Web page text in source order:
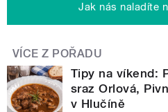
Jak nás naladíte
VÍCE Z POŘADU
Tipy na víkend:
sraz Orlová,
v Hlučíně